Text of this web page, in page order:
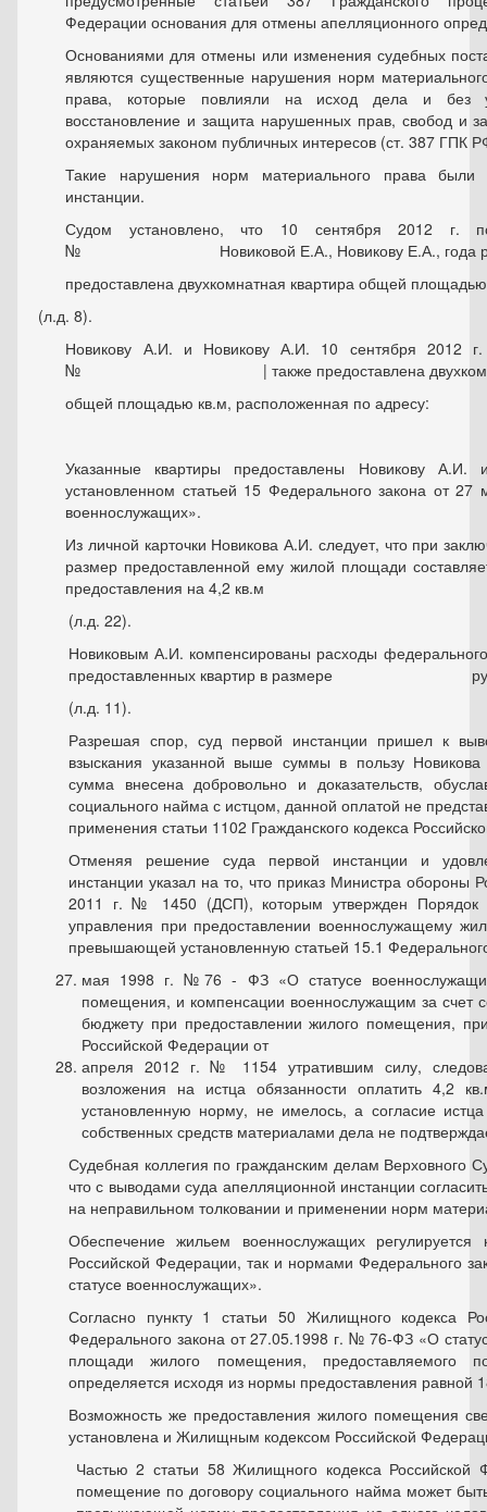
Федерации основания для отмены апелляционного
Основаниями для отмены или изменения судебных
являются существенные нарушения норм
права, которые повлияли на исход дела и без
восстановление и защита нарушенных прав, свобод и
охраняемых законом публичных интересов (ст. 387 ГПК
Такие нарушения норм материального права
инстанции.
Судом установлено, что 10 сентября 2012 г.
№ Новиковой Е.А., Новикову Е.А., года
предоставлена двухкомнатная квартира общей
(л.д. 8).
Новикову А.И. и Новикову А.И. 10 сентября 2012 г.
№ | также предоставлена
общей площадью кв.м, расположенная по адресу:
Указанные квартиры предоставлены Новикову
установленном статьей 15 Федерального закона от
военнослужащих».
Из личной карточки Новикова А.И. следует, что при
размер предоставленной ему жилой площади
предоставления на 4,2 кв.м
(л.д. 22).
Новиковым А.И. компенсированы расходы
предоставленных квартир в размере
(л.д. 11).
Разрешая спор, суд первой инстанции пришел к
взыскания указанной выше суммы в пользу
сумма внесена добровольно и доказательств,
социального найма с истцом, данной оплатой не
применения статьи 1102 Гражданского кодекса
Отменяя решение суда первой инстанции и
инстанции указал на то, что приказ Министра обороны
2011 г. № 1450 (ДСП), которым утвержден Порядок
управления при предоставлении военнослужащему
превышающей установленную статьей 15.1
мая 1998 г. №76 - ФЗ «О статусе
помещения, и компенсации военнослужащим за счет
бюджету при предоставлении жилого помещения,
Российской Федерации от
апреля 2012 г. № 1154 утратившим силу,
возложения на истца обязанности оплатить 4,2
установленную норму, не имелось, а согласие
собственных средств материалами дела не
Судебная коллегия по гражданским делам Верховного
что с выводами суда апелляционной инстанции
на неправильном толковании и применении норм
Обеспечение жильем военнослужащих
Российской Федерации, так и нормами Федерального
статусе военнослужащих».
Согласно пункту 1 статьи 50 Жилищного кодекса
Федерального закона от 27.05.1998 г. № 76-ФЗ «О
площади жилого помещения, предоставляемого
определяется исходя из нормы предоставления равной
Возможность же предоставления жилого помещения
установлена и Жилищным кодексом Российской
Частью 2 статьи 58 Жилищного кодекса Российской
помещение по договору социального найма может